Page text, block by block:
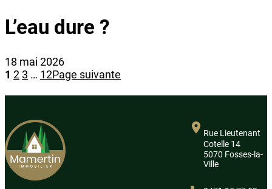
L’eau dure ?
18 mai 2026
1 2 3 … 12Page suivante
Rue Lieutenant
Cotelle 14
5070 Fosses-la-
Ville